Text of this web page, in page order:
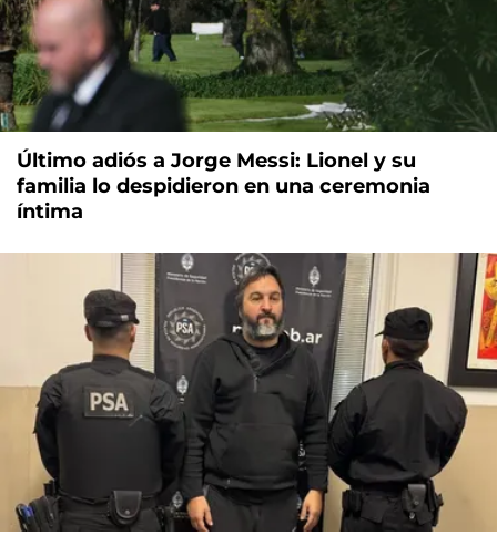
Último adiós a Jorge Messi: Lionel y su
familia lo despidieron en una ceremonia
íntima